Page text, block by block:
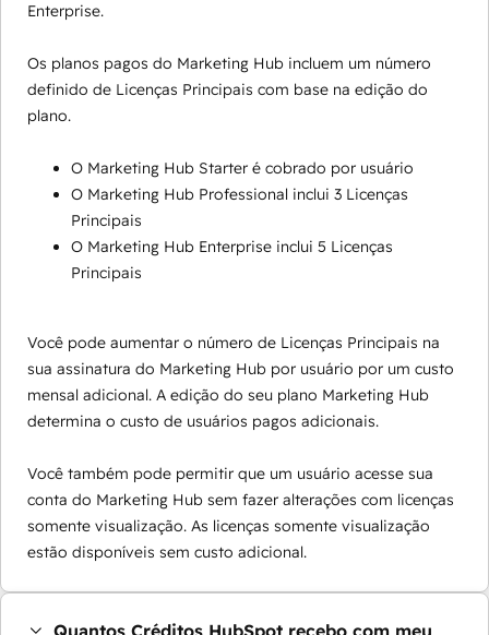
Enterprise.
Os planos pagos do Marketing Hub incluem um número
definido de Licenças Principais com base na edição do
plano.
O Marketing Hub Starter é cobrado por usuário
O Marketing Hub Professional inclui 3 Licenças
Principais
O Marketing Hub Enterprise inclui 5 Licenças
Principais
Você pode aumentar o número de Licenças Principais na
sua assinatura do Marketing Hub por usuário por um custo
mensal adicional. A edição do seu plano Marketing Hub
determina o custo de usuários pagos adicionais.
Você também pode permitir que um usuário acesse sua
conta do Marketing Hub sem fazer alterações com licenças
somente visualização. As licenças somente visualização
estão disponíveis sem custo adicional.